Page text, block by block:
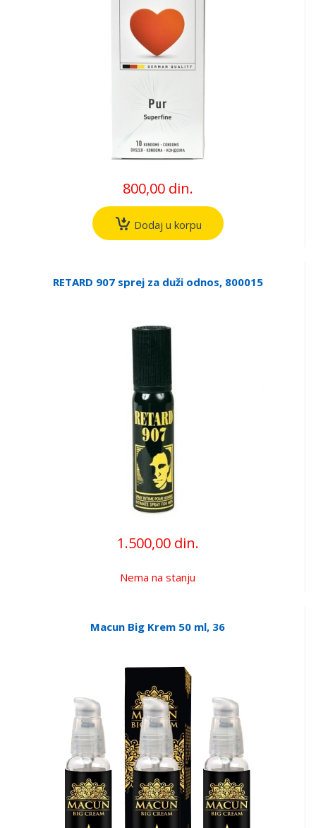
800,00 din.
Dodaj u korpu
RETARD 907 sprej za duži odnos, 800015
1.500,00 din.
Nema na stanju
Macun Big Krem 50 ml, 36